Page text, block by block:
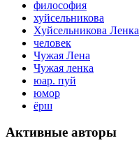
философия
хуйсельникова
Хуйсельникова Ленка
человек
Чужая Лена
Чужая ленка
юар. пуй
юмор
ёрш
Активные авторы